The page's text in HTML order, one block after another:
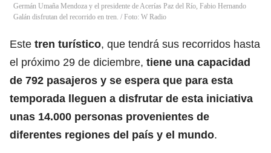
Germán Umaña Mendoza y el presidente de Acerías Paz del Río, Fabio Hernando
Galán disfrutan del recorrido en tren. / Foto: W Radio
Este tren turístico, que tendrá sus recorridos hasta
el próximo 29 de diciembre, tiene una capacidad
de 792 pasajeros y se espera que para esta
temporada lleguen a disfrutar de esta iniciativa
unas 14.000 personas provenientes de
diferentes regiones del país y el mundo.